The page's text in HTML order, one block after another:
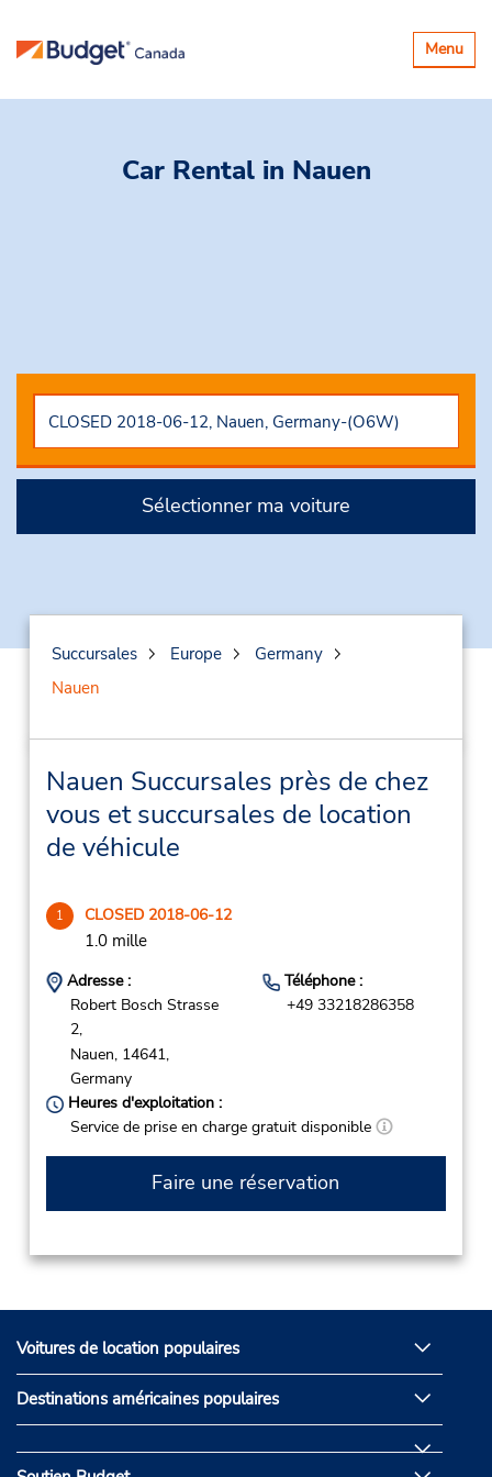
Basculer
la
Menu
Car Rental in Nauen
Sélectionner ma voiture
Succursales Europe
Germany
Nauen
Nauen Succursales près de chez
vous et succursales de location
de véhicule
1 CLOSED 2018-06-12
1.0 mille
Adresse :
Robert Bosch Strasse
2,
Nauen, 14641,
Germany
Téléphone :
+49 33218286358
Heures d'exploitation :
Service de prise en charge gratuit disponible
Faire une réservation
Voitures de location populaires
Destinations américaines populaires